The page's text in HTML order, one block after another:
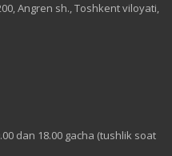
Angren sh., Toshkent viloyati,
dan 18.00 gacha (tushlik soat